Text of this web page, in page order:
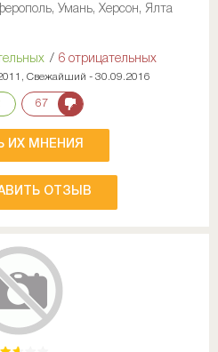
Умань, Херсон, Ялта
/ 6 отрицательных
Свежайший - 30.09.2016
67
ИХ МНЕНИЯ
ОТЗЫВ